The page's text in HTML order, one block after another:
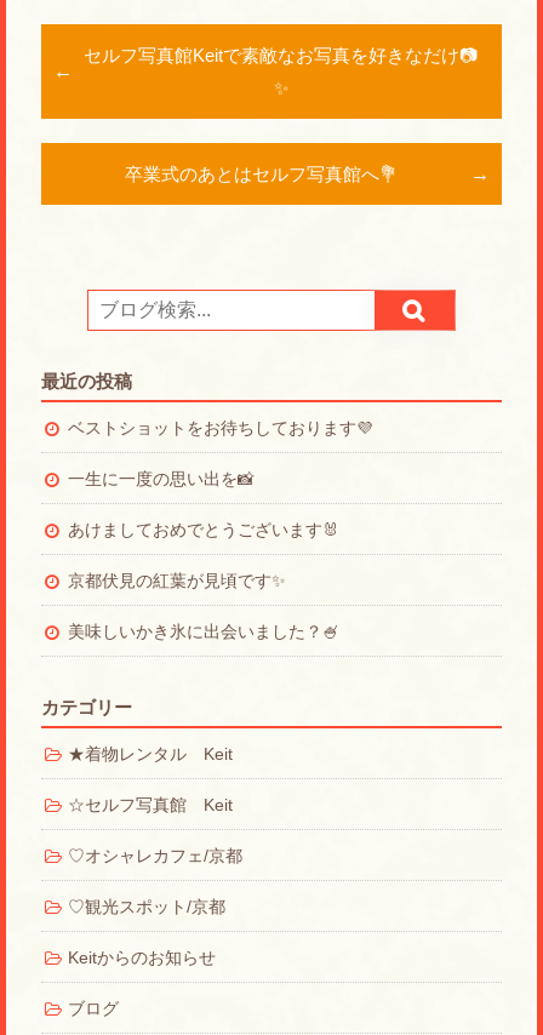
セルフ写真館Keitで素敵なお写真を好きなだけ📷
✨
卒業式のあとはセルフ写真館へ💐
最近の投稿
ベストショットをお待ちしております💜
一生に一度の思い出を📸
あけましておめでとうございます🐰
京都伏見の紅葉が見頃です✨
美味しいかき氷に出会いました？🍧
カテゴリー
★着物レンタル Keit
☆セルフ写真館 Keit
♡オシャレカフェ/京都
♡観光スポット/京都
Keitからのお知らせ
ブログ